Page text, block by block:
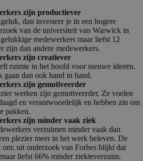
zijn productiever
dan investeer je in een hogere
van de universiteit van Warwick in
medewerkers maar liefst 12
zijn dan andere medewerkers.
zijn creatiever
ruimte in het hoofd voor nieuwe ideeën.
gaan dan ook hand in hand.
zijn gemotiveerder
werken zijn gemotiveerder. Ze voelen
en verantwoordelijk en hebben zin om
pakken.
zijn minder vaak ziek
verzuimen minder vaak dan
plezier meer in het werk beleven. De
uit onderzoek van Forbes blijkt dat
liefst 66% minder ziekteverzuim.